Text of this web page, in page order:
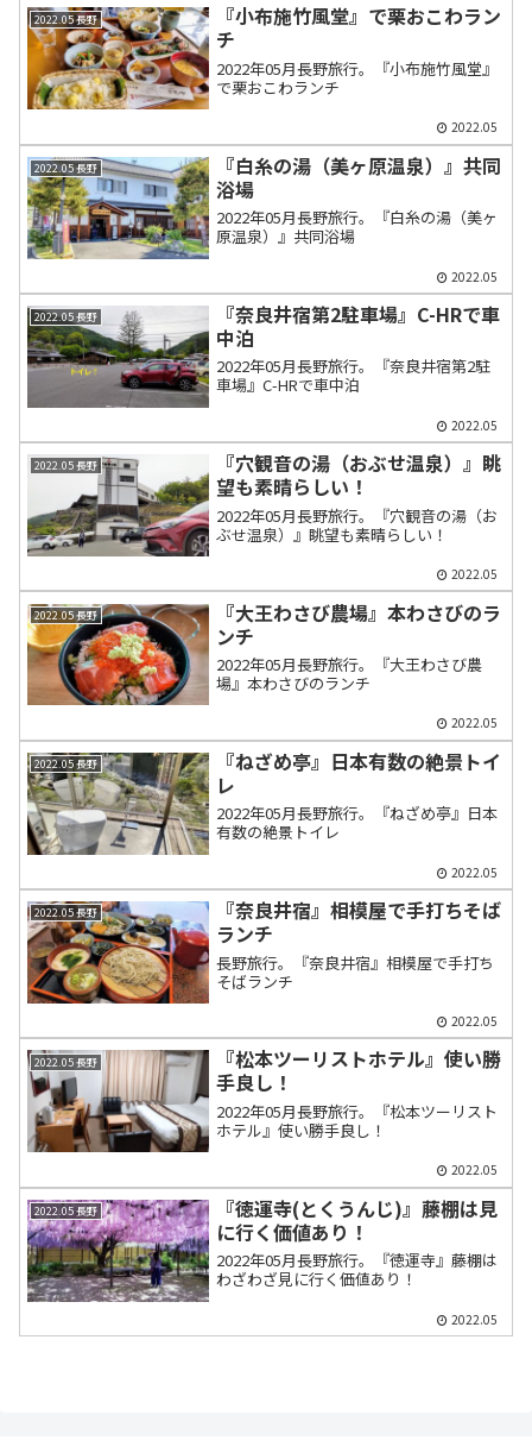
2022.05 長野
『小布施竹風堂』で栗おこわラン
チ
2022年05月長野旅行。『小布施竹風堂』
で栗おこわランチ
2022.05
2022.05 長野
『白糸の湯（美ヶ原温泉）』共同
浴場
2022年05月長野旅行。『白糸の湯（美ヶ
原温泉）』共同浴場
2022.05
2022.05 長野
『奈良井宿第2駐車場』C-HRで車
中泊
2022年05月長野旅行。『奈良井宿第2駐
車場』C-HRで車中泊
2022.05
2022.05 長野
『穴観音の湯（おぶせ温泉）』眺
望も素晴らしい！
2022年05月長野旅行。『穴観音の湯（お
ぶせ温泉）』眺望も素晴らしい！
2022.05
2022.05 長野
『大王わさび農場』本わさびのラ
ンチ
2022年05月長野旅行。『大王わさび農
場』本わさびのランチ
2022.05
2022.05 長野
『ねざめ亭』日本有数の絶景トイ
レ
2022年05月長野旅行。『ねざめ亭』日本
有数の絶景トイレ
2022.05
2022.05 長野
『奈良井宿』相模屋で手打ちそば
ランチ
長野旅行。『奈良井宿』相模屋で手打ち
そばランチ
2022.05
2022.05 長野
『松本ツーリストホテル』使い勝
手良し！
2022年05月長野旅行。『松本ツーリスト
ホテル』使い勝手良し！
2022.05
2022.05 長野
『徳運寺(とくうんじ)』藤棚は見
に行く価値あり！
2022年05月長野旅行。『徳運寺』藤棚は
わざわざ見に行く価値あり！
2022.05